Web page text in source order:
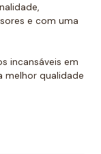
e com uma
incansáveis em
melhor qualidade